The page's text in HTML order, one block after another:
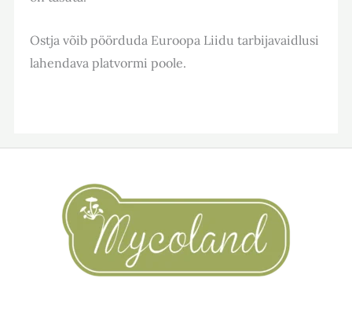
Ostja võib pöörduda Euroopa Liidu tarbijavaidlusi
lahendava platvormi poole.